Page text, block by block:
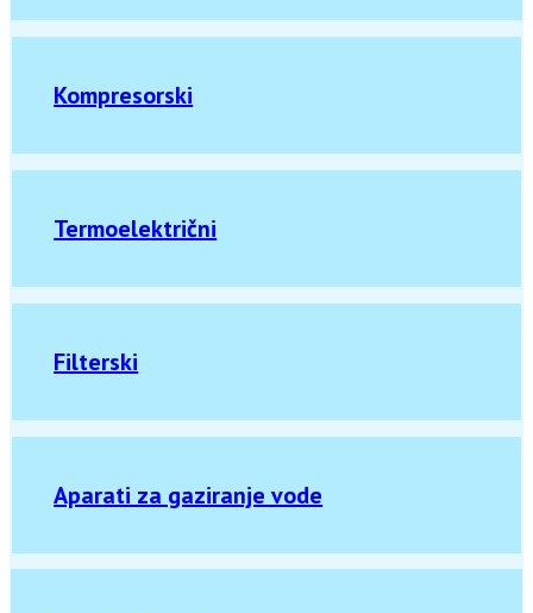
Kompresorski
Termoelektrični
Filterski
Aparati za gaziranje vode